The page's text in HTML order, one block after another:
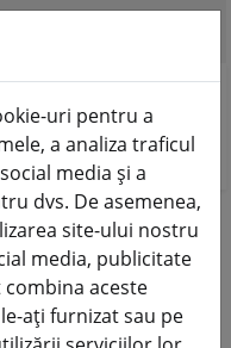
FPV
uri pentru a
a analiza traficul
media și a
dvs. De asemenea,
site-ului nostru
media, publicitate
aceste
ați furnizat sau pe